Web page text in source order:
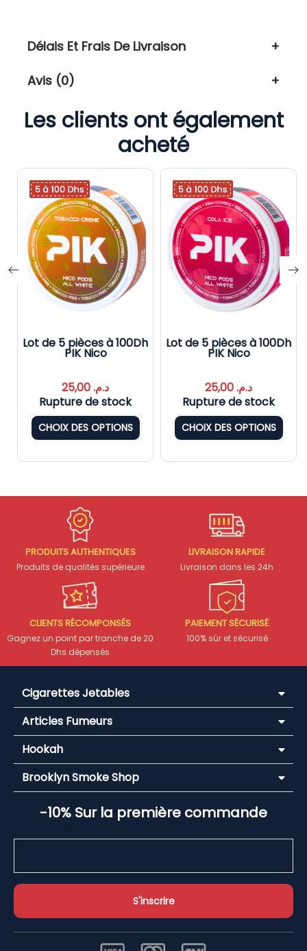
Délais Et Frais De Livraison
Avis (0)
Les clients ont également
acheté
Lot de 5 pièces à 100Dh
PIK Nico
د.م.
Rupture de stock
CHOIX DES OPTIONS
Lot de 5 pièces à 100Dh
PIK Nico
د.م.
Rupture de stock
CHOIX DES OPTIONS
PRODUITS AUTHENTIQUES
Produits de qualités supérieure
LIVRAISON RAPIDE
Livraison dans les 24h
CLIENTS RÉCOMPONSÉS
Gagnez un point par tranche de 20
Dhs dépensés
PAIEMENT SÉCURISÉ
100% sûr et sécurisé
Cigarettes Jetables
Articles Fumeurs
Hookah
Brooklyn Smoke Shop
-10% Sur la première commande